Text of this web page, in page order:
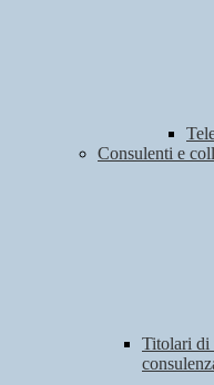
Consulenti e
Titolari di